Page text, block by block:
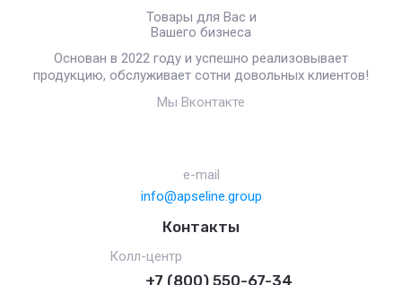
Товары для Вас и
Вашего бизнеса
Основан в 2022 году и успешно реализовывает
продукцию, обслуживает сотни довольных клиентов!
Мы Вконтакте
e-mail
info@apseline.group
Контакты
Колл-центр
+7 (800) 550-67-34